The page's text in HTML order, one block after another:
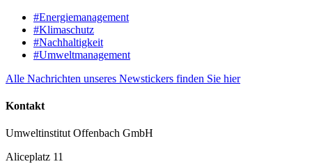
#Energiemanagement
#Klimaschutz
#Nachhaltigkeit
#Umweltmanagement
Alle Nachrichten unseres Newstickers finden Sie hier
Kontakt
Umweltinstitut Offenbach GmbH
Aliceplatz 11